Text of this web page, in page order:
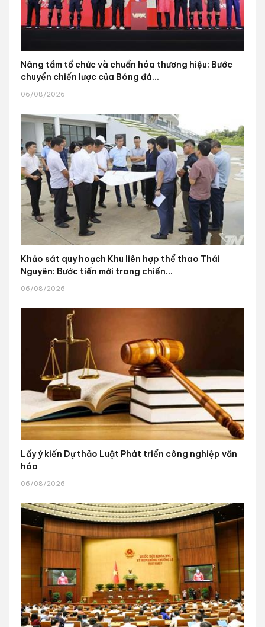
Nâng tầm tổ chức và chuẩn hóa thương hiệu: Bước
chuyển chiến lược của Bóng đá...
06/08/2026
Khảo sát quy hoạch Khu liên hợp thể thao Thái
Nguyên: Bước tiến mới trong chiến...
06/08/2026
Lấy ý kiến Dự thảo Luật Phát triển công nghiệp văn
hóa
06/08/2026